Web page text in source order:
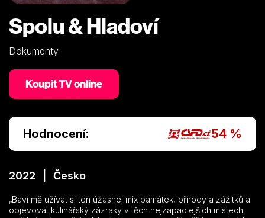
Spolu & Hladoví
Dokumenty
Koupit TV online
Hodnocení: 54 %
2022 | Česko
„Baví mě užívat si ten úžasnej mix památek, přírody a zážitků a
objevovat kulinářský zázraky v těch nejzapadlejších místech